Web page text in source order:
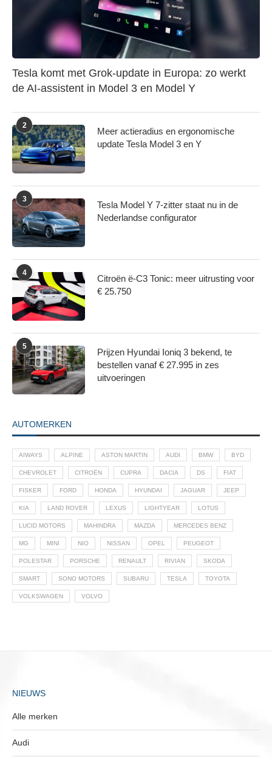
Tesla komt met Grok-update in Europa: zo werkt
de AI-assistent in Model 3 en Model Y
2
Meer actieradius en ergonomische
update Tesla Model 3 en Y
3
Tesla Model Y 7-zitter staat nu in de
Nederlandse configurator
4
Citroën ë-C3 Tonic: meer uitrusting voor
€ 25.750
5
Prijzen Hyundai Ioniq 3 bekend, te
bestellen vanaf € 27.995 in zes
uitvoeringen
AUTOMERKEN
AIWAYS ALPINE ASTON MARTIN AUDI BMW BYD
CHEVROLET CITROËN CUPRA DACIA DS FIAT
FISKER FORD HONDA HYUNDAI JAGUAR JEEP
KIA LAND ROVER LEXUS LIGHTYEAR LOTUS
LUCID MOTORS MAHINDRA MAZDA MERCEDES BENZ
MG MINI NIO NISSAN OPEL PEUGEOT
POLESTAR PORSCHE RENAULT RIVIAN SKODA
SMART SONO MOTORS SUBARU TESLA TOYOTA
VOLKSWAGEN VOLVO
NIEUWS
Alle merken
Audi